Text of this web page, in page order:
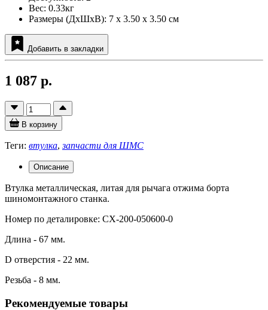
Вес: 0.33кг
Размеры (ДxШxВ): 7 x 3.50 x 3.50 см
Добавить в закладки
1 087 р.
В корзину
Теги: втулка,запчасти для ШМС
Описание
Втулка металлическая, литая для рычага отжима борта
шиномонтажного станка.
Номер по деталировке: CX-200-050600-0
Длина - 67 мм.
D отверстия - 22 мм.
Резьба - 8 мм.
Рекомендуемые товары